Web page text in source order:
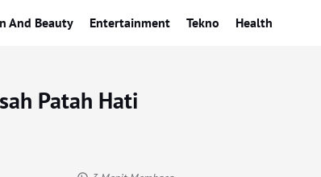
And Beauty Entertainment Tekno Health
Patah Hati